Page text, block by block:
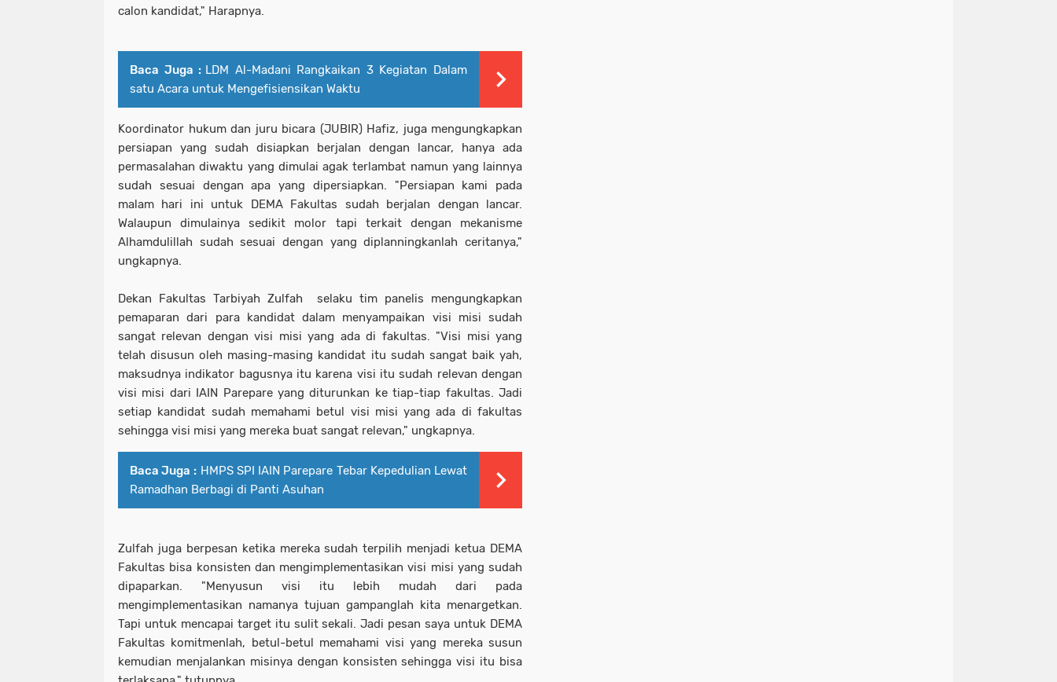
calon kandidat," Harapnya.
Baca Juga : LDM Al-Madani Rangkaikan 3 Kegiatan Dalam
satu Acara untuk Mengefisiensikan Waktu
Koordinator hukum dan juru bicara (JUBIR) Hafiz, juga mengungkapkan
persiapan yang sudah disiapkan berjalan dengan lancar, hanya ada
permasalahan diwaktu yang dimulai agak terlambat namun yang lainnya
sudah sesuai dengan apa yang dipersiapkan. "Persiapan kami pada
malam hari ini untuk DEMA Fakultas sudah berjalan dengan lancar.
Walaupun dimulainya sedikit molor tapi terkait dengan mekanisme
Alhamdulillah sudah sesuai dengan yang diplanningkanlah ceritanya,"
ungkapnya.
Dekan Fakultas Tarbiyah Zulfah selaku tim panelis mengungkapkan
pemaparan dari para kandidat dalam menyampaikan visi misi sudah
sangat relevan dengan visi misi yang ada di fakultas. "Visi misi yang
telah disusun oleh masing-masing kandidat itu sudah sangat baik yah,
maksudnya indikator bagusnya itu karena visi itu sudah relevan dengan
visi misi dari IAIN Parepare yang diturunkan ke tiap-tiap fakultas. Jadi
setiap kandidat sudah memahami betul visi misi yang ada di fakultas
sehingga visi misi yang mereka buat sangat relevan," ungkapnya.
Baca Juga : HMPS SPI IAIN Parepare Tebar Kepedulian Lewat
Ramadhan Berbagi di Panti Asuhan
Zulfah juga berpesan ketika mereka sudah terpilih menjadi ketua DEMA
Fakultas bisa konsisten dan mengimplementasikan visi misi yang sudah
dipaparkan. "Menyusun visi itu lebih mudah dari pada
mengimplementasikan namanya tujuan gampanglah kita menargetkan.
Tapi untuk mencapai target itu sulit sekali. Jadi pesan saya untuk DEMA
Fakultas komitmenlah, betul-betul memahami visi yang mereka susun
kemudian menjalankan misinya dengan konsisten sehingga visi itu bisa